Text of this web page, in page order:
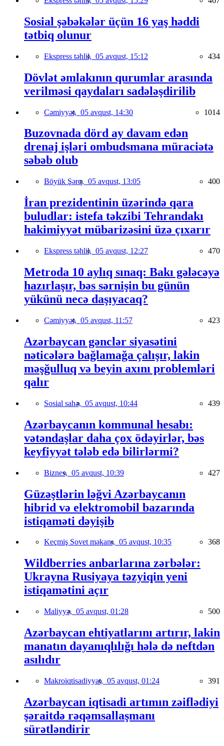
Sosial şəbəkələr üçün 16 yaş həddi
tətbiq olunur
Ekspress təhlil, 05 avqust, 15:12 434
Dövlət əmlakının qurumlar arasında
verilməsi qaydaları sadələşdirilib
Cəmiyyət, 05 avqust, 14:30 1014
Buzovnada dörd ay davam edən
drenaj işləri ombudsmana müraciətə
səbəb olub
Böyük Şərq, 05 avqust, 13:05 400
İran prezidentinin üzərində qara
buludlar: istefa təkzibi Tehrandakı
hakimiyyət mübarizəsini üzə çıxarır
Ekspress təhlil, 05 avqust, 12:27 470
Metroda 10 aylıq sınaq: Bakı gələcəyə
hazırlaşır, bəs sərnişin bu günün
yükünü necə daşıyacaq?
Cəmiyyət, 05 avqust, 11:57 423
Azərbaycan gənclər siyasətini
nəticələrə bağlamağa çalışır, lakin
məşğulluq və beyin axını problemləri
qalır
Sosial sahə, 05 avqust, 10:44 439
Azərbaycanın kommunal hesabı:
vətəndaşlar daha çox ödəyirlər, bəs
keyfiyyət tələb edə bilirlərmi?
Biznes, 05 avqust, 10:39 427
Güzəştlərin ləğvi Azərbaycanın
hibrid və elektromobil bazarında
istiqaməti dəyişib
Keçmiş Sovet məkanı, 05 avqust, 10:35 368
Wildberries anbarlarına zərbələr:
Ukrayna Rusiyaya təzyiqin yeni
istiqamətini açır
Maliyyə, 05 avqust, 01:28 500
Azərbaycan ehtiyatlarını artırır, lakin
manatın dayanıqlılığı hələ də neftdən
asılıdır
Makroiqtisadiyyat, 05 avqust, 01:24 391
Azərbaycan iqtisadi artımın zəiflədiyi
şəraitdə rəqəmsallaşmanı
sürətləndirir